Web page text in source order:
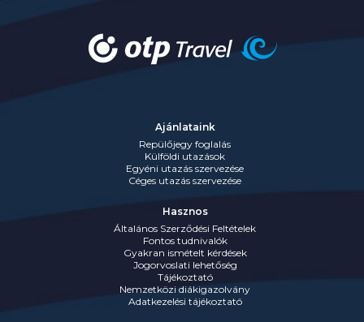
Ajánlataink
Repülőjegy foglalás
Külföldi utazások
Egyéni utazás szervezése
Céges utazás szervezése
Hasznos
Általános Szerződési Feltételek
Fontos tudnivalók
Gyakran ismételt kérdések
Jogorvoslati lehetőség
Tájékoztató
Nemzetközi diákigazolvány
Adatkezelési tájékoztató